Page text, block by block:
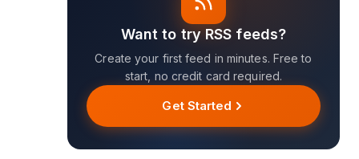
Want to try RSS feeds?
Create your first feed in minutes. Free to
start, no credit card required.
Get Started